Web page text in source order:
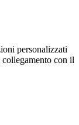
personalizzati
con il